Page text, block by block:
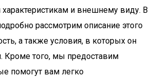
и внешнему виду. В
рассмотрим описание этого
а также условия, в которых он
Кроме того, мы предоставим
помогут вам легко